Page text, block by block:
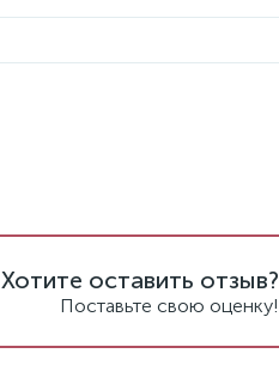
Хотите оставить отзыв?
Поставьте свою оценку!